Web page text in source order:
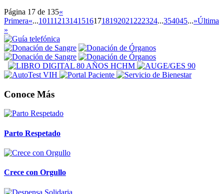
Página 17 de 135«
Primera«...101112131415161718192021 222324...354045...»Última
»
Conoce Más
Parto Respetado
Crece con Orgullo